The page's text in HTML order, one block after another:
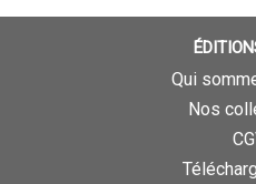
Qui
Nos